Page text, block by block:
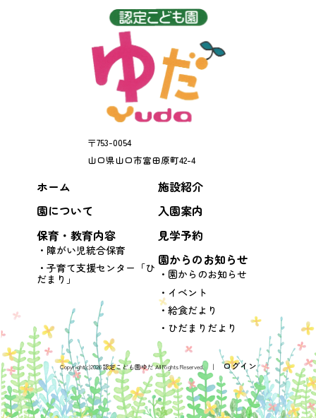
〒753-0054
山口県山口市富田原町42-4
ホーム
園について
保育・教育内容
障がい児統合保育
子育て支援センター「ひ
だまり」
施設紹介
入園案内
見学予約
園からのお知らせ
園からのお知らせ
イベント
給食だより
ひだまりだより
Copyright(c)2026 認定こども園ゆだ All Rights Reserved. │ ログイン